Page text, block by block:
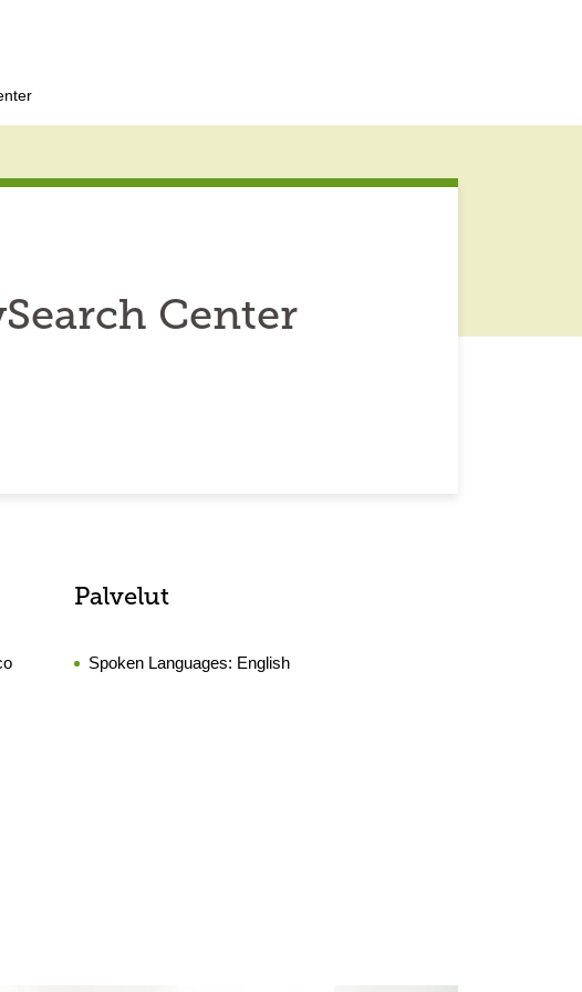
Center
Palvelut
Spoken Languages: English